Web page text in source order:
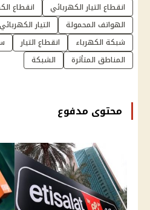
انقطاع التيار الكهربائي انقطاع
الهواتف المحمولة
التيار الكهربائي
شبكة الكهرباء
انقطاع التيار
المناطق المتأثرة
الشبكة
محتوى مدفوع